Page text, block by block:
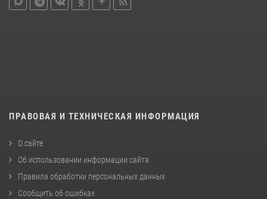
ПРАВОВАЯ И ТЕХНИЧЕСКАЯ ИНФОРМАЦИЯ
О сайте
Об использовании информации сайта
Правила обработки персональных данных
Сообщить об ошибках